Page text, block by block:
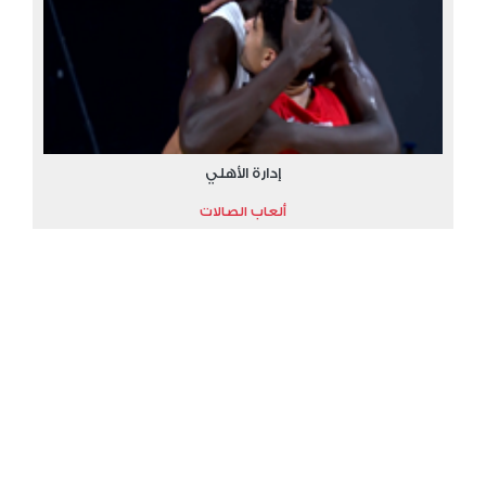
إدارة الأهلي
ألعاب الصالات